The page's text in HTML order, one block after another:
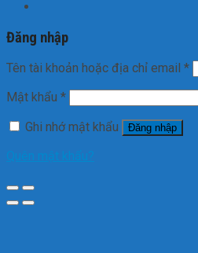
Đăng nhập
Tên tài khoản hoặc địa chỉ email *
Mật khẩu *
Ghi nhớ mật khẩu
Đăng nhập
Quên mật khẩu?